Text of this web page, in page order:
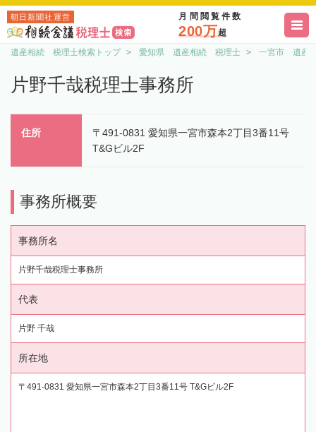
朝日新聞社運営 月間閲覧件数
200万超
遺産相続 税理士検索トップ 愛知県 遺産相続 税理士 一宮市 遺産
片野千哉税理士事務所
住所
〒491-0831 愛知県一宮市森本2丁目3番11号
T&Gビル2F
事務所概要
事務所名
片野千哉税理士事務所
代表
片野 千哉
所在地
〒491-0831 愛知県一宮市森本2丁目3番11号 T&Gビル2F